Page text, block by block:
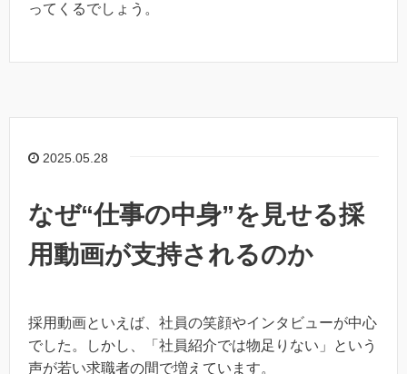
ってくるでしょう。
2025.05.28
なぜ“仕事の中身”を見せる採
用動画が支持されるのか
採用動画といえば、社員の笑顔やインタビューが中心
でした。しかし、「社員紹介では物足りない」という
声が若い求職者の間で増えています。